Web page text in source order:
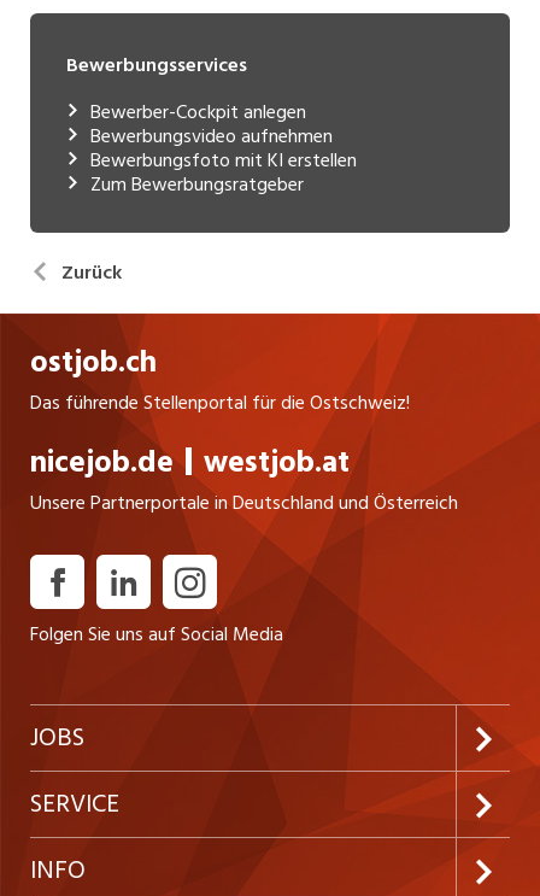
Bewerbungsservices
Bewerber-Cockpit anlegen
Bewerbungsvideo aufnehmen
Bewerbungsfoto mit KI erstellen
Zum Bewerbungsratgeber
Zurück
ostjob.ch
Das führende Stellenportal für die Ostschweiz!
nicejob.de westjob.at
Unsere Partnerportale in Deutschland und Österreich
Folgen Sie uns auf Social Media
JOBS
Jobabo abonnieren
Neue Stellen
SERVICE
Kundenlogin
INFO